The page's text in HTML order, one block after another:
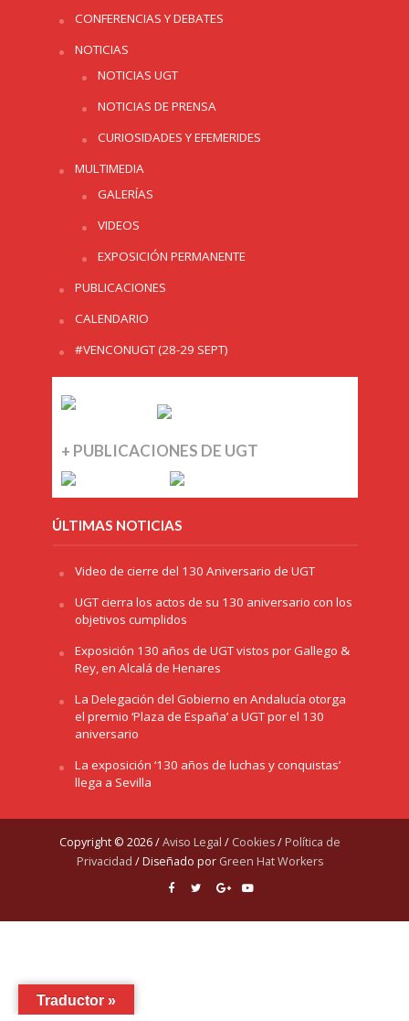
CONFERENCIAS Y DEBATES
NOTICIAS
NOTICIAS UGT
NOTICIAS DE PRENSA
CURIOSIDADES Y EFEMERIDES
MULTIMEDIA
GALERÍAS
VIDEOS
EXPOSICIÓN PERMANENTE
PUBLICACIONES
CALENDARIO
#VENCONUGT (28-29 SEPT)
+ PUBLICACIONES DE UGT
ÚLTIMAS NOTICIAS
Video de cierre del 130 Aniversario de UGT
UGT cierra los actos de su 130 aniversario con los
objetivos cumplidos
Exposición 130 años de UGT vistos por Gallego &
Rey, en Alcalá de Henares
La Delegación del Gobierno en Andalucía otorga
el premio ‘Plaza de España’ a UGT por el 130
aniversario
La exposición ‘130 años de luchas y conquistas’
llega a Sevilla
Copyright © 2026 /Aviso Legal / Cookies/ Política de
Privacidad / Diseñado por Green Hat Workers
Traductor »